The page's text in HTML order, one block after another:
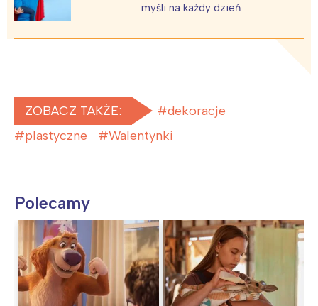
myśli na każdy dzień
ZOBACZ TAKŻE:
dekoracje
plastyczne
Walentynki
Polecamy